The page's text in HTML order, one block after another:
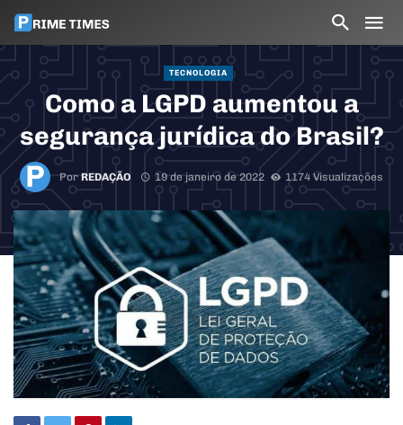
TECNOLOGIA
Como a LGPD aumentou a
segurança jurídica do Brasil?
PorREDAÇÃO 19 de janeiro de 2022 1174 Visualizações